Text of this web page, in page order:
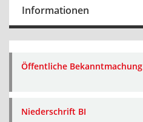
Informationen
Öffentliche Bekanntmachung
Niederschrift BI